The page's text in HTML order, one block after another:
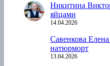
Никитина
яйцами
14.04.2026
Савенкова
натюрморт
13.04.2026